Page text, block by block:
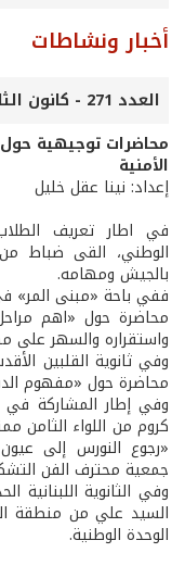
أخبار ونشاطات
العدد 271 - كانون الثاني 2008
محاضرات توجيهية
الأمنية
إعداد: نينا عقل خليل
في اطار تعريف
الوطني، القى ضباط
بالجيش ومهامه.
ففي باحة «مبنى المر»
محاضرة حول «اهم
واستقراره والسهر على
وفي ثانوية القلبين
محاضرة حول «مفهوم
وفي إطار المشاركة في
كروم من اللواء الثامن
«رجوع النورس إلى
جمعية محترف الفن
وفي الثانوية اللبنانية
السيد علي من منطقة
الوحدة الوطنية.